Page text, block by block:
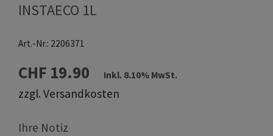
INSTAECO 1L
Art.-Nr.: 2206371
CHF 19.90 Inkl. 8.10% MwSt.
zzgl. Versandkosten
Ihre Notiz